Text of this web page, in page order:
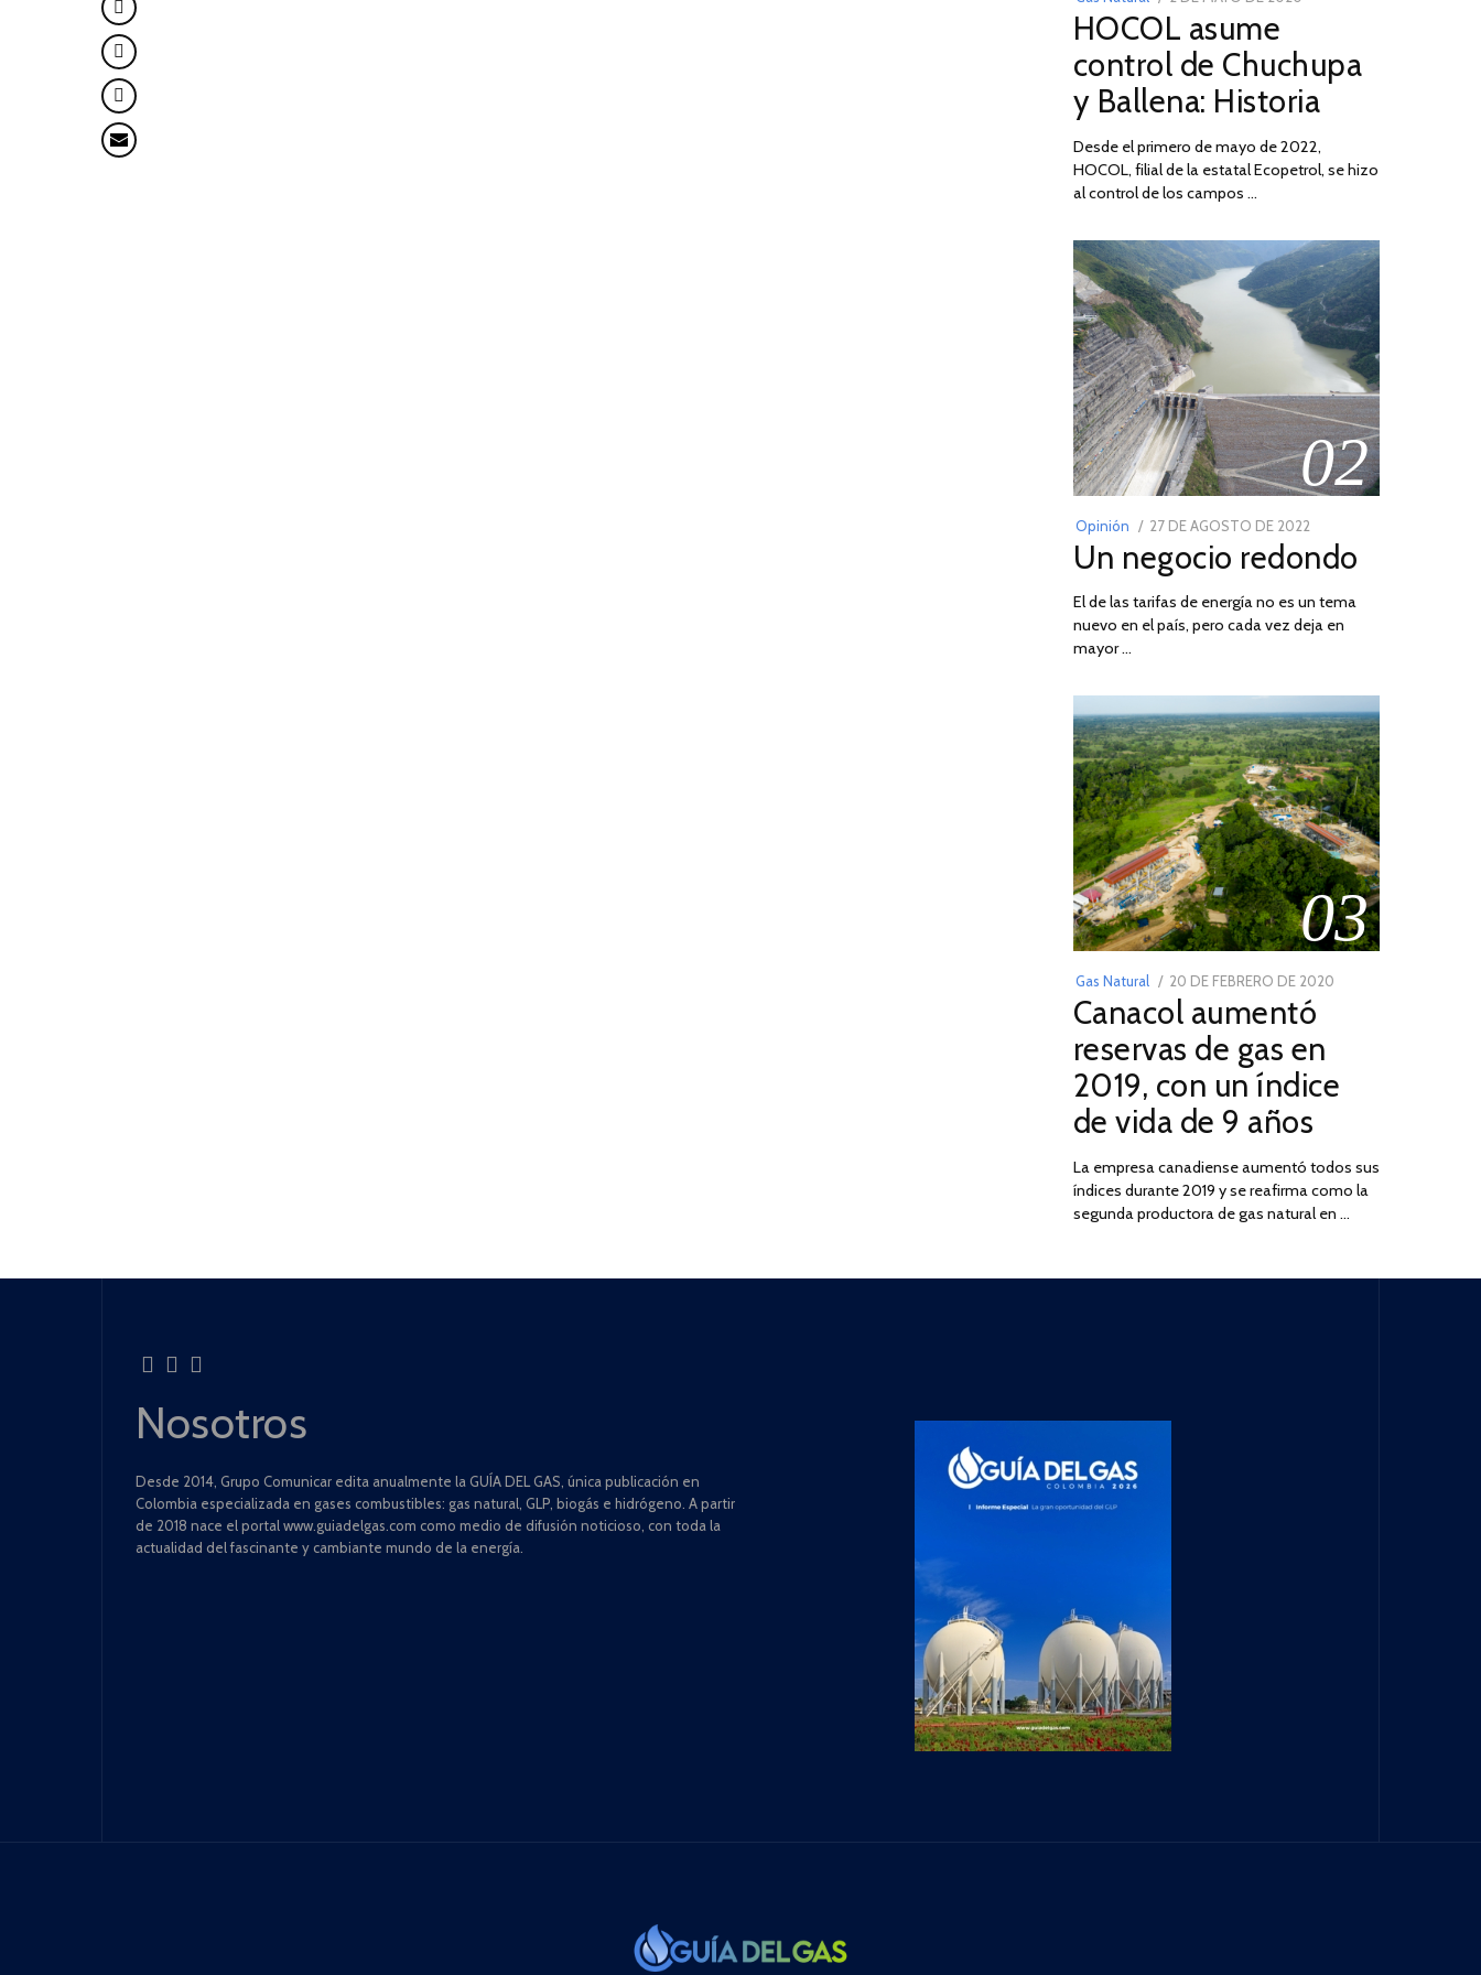
ON
DE
2026
HOCOL asume
control de Chuchupa
y Ballena: Historia
Desde el primero de mayo de 2022,
HOCOL, filial de la estatal Ecopetrol, se hizo
al control de los campos …
02
Opinión
POSTED
ON
27 DE AGOSTO DE 2022
DE
DE
2022
Un negocio redondo
El de las tarifas de energía no es un tema
nuevo en el país, pero cada vez deja en
mayor …
03
Gas Natural
POSTED
ON
20 DE FEBRERO DE 2020
2025
Canacol aumentó
reservas de gas en
2019, con un índice
de vida de 9 años
La empresa canadiense aumentó todos sus
índices durante 2019 y se reafirma como la
segunda productora de gas natural en …
Nosotros
Desde 2014, Grupo Comunicar edita anualmente la GUÍA DEL GAS, única publicación en
Colombia especializada en gases combustibles: gas natural, GLP, biogás e hidrógeno. A partir
de 2018 nace el portal www.guiadelgas.com como medio de difusión noticioso, con toda la
actualidad del fascinante y cambiante mundo de la energía.